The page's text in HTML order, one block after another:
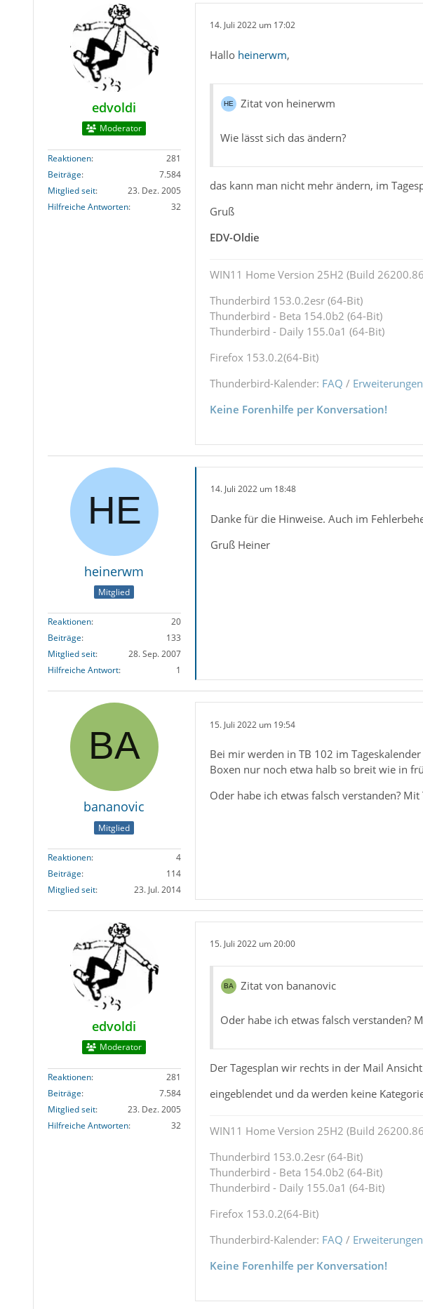
edvoldi
Moderator
Reaktionen
281
Beiträge
7.584
Mitglied seit
23. Dez. 2005
Hilfreiche Antworten
32
14. Juli 2022 um 17:02
Hallo heinerwm,
Zitat von heinerwm
Wie lässt sich das ändern?
das kann man nicht mehr ändern, im
Gruß
EDV-Oldie
WIN11 Home Version 25H2 (Build
Thunderbird 153.0.2esr (64-Bit)
Thunderbird - Beta 154.0b2 (64-Bit)
Thunderbird - Daily 155.0a1 (64-Bit)
Firefox 153.0.2(64-Bit)
Thunderbird-Kalender: FAQ /
Keine Forenhilfe per Konversation!
heinerwm
Mitglied
Reaktionen
20
Beiträge
133
Mitglied seit
28. Sep. 2007
Hilfreiche Antwort
1
14. Juli 2022 um 18:48
Danke für die Hinweise. Auch im
Gruß Heiner
bananovic
Mitglied
Reaktionen
4
Beiträge
114
Mitglied seit
23. Jul. 2014
15. Juli 2022 um 19:54
Bei mir werden in TB 102 im
Boxen nur noch etwa halb so breit wie in
Oder habe ich etwas falsch verstanden?
edvoldi
Moderator
Reaktionen
281
Beiträge
7.584
Mitglied seit
23. Dez. 2005
Hilfreiche Antworten
32
15. Juli 2022 um 20:00
Zitat von bananovic
Oder habe ich etwas falsch verstanden?
Der Tagesplan wir rechts in der Mail Ansicht
eingeblendet und da werden keine
WIN11 Home Version 25H2 (Build
Thunderbird 153.0.2esr (64-Bit)
Thunderbird - Beta 154.0b2 (64-Bit)
Thunderbird - Daily 155.0a1 (64-Bit)
Firefox 153.0.2(64-Bit)
Thunderbird-Kalender: FAQ /
Keine Forenhilfe per Konversation!